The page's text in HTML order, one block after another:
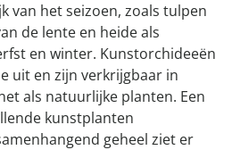
van het seizoen, zoals tulpen
de lente en heide als
en winter. Kunstorchideeën
uit en zijn verkrijgbaar in
als natuurlijke planten. Een
kunstplanten
geheel ziet er